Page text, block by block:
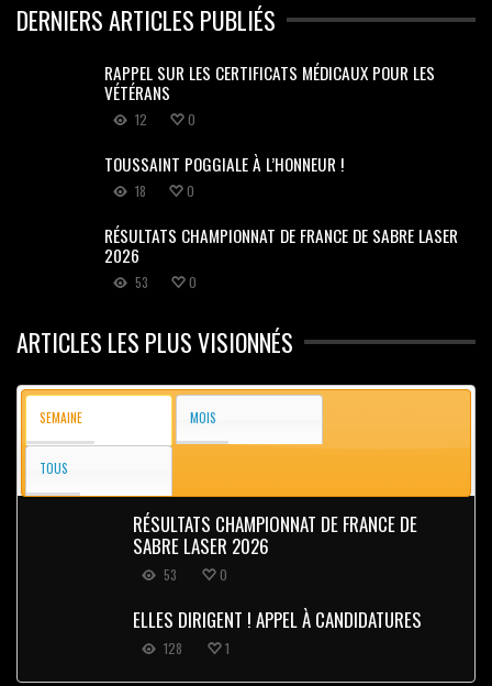
DERNIERS ARTICLES PUBLIÉS
RAPPEL SUR LES CERTIFICATS MÉDICAUX POUR LES
VÉTÉRANS
12 0
TOUSSAINT POGGIALE À L’HONNEUR !
18 0
RÉSULTATS CHAMPIONNAT DE FRANCE DE SABRE LASER
2026
53 0
ARTICLES LES PLUS VISIONNÉS
SEMAINE MOIS
TOUS
RÉSULTATS CHAMPIONNAT DE FRANCE DE
SABRE LASER 2026
53 0
ELLES DIRIGENT ! APPEL À CANDIDATURES
128 1